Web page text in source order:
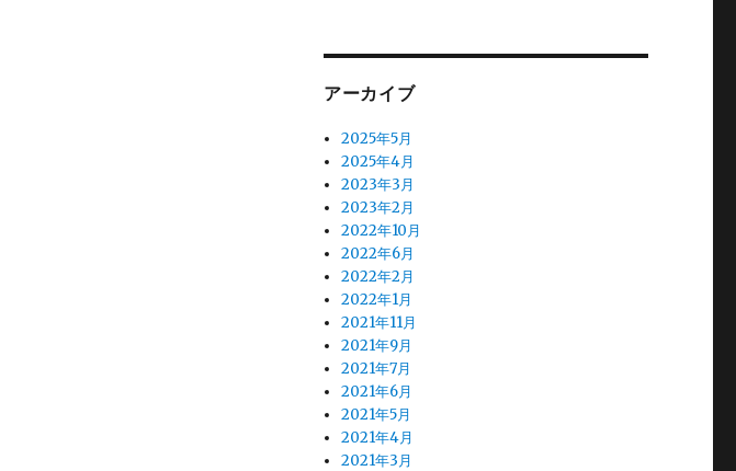
アーカイブ
2025年5月
2025年4月
2023年3月
2023年2月
2022年10月
2022年6月
2022年2月
2022年1月
2021年11月
2021年9月
2021年7月
2021年6月
2021年5月
2021年4月
2021年3月